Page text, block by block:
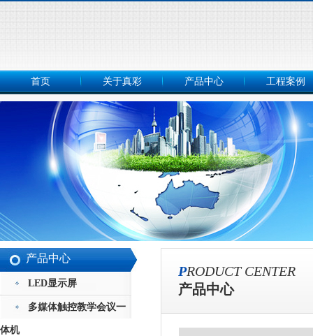
首页 关于真彩 产品中心 工程案例
产品中心
LED显示屏
多媒体触控教学会议一
体机
PRODUCT CENTER
产品中心